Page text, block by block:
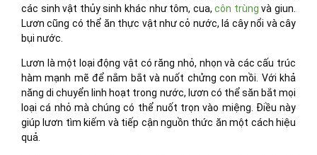
các sinh vật thủy sinh khác như tôm, cua,côn trùng và giun.
Lươn cũng có thể ăn thực vật như cỏ nước, lá cây nổi và cây
bụi nước.
Lươn là một loại động vật có răng nhỏ, nhọn và các cấu trúc
hàm mạnh mẽ để nắm bắt và nuốt chửng con mồi. Với khả
năng di chuyển linh hoạt trong nước, lươn có thể săn bắt mọi
loại cá nhỏ mà chúng có thể nuốt trọn vào miệng. Điều này
giúp lươn tìm kiếm và tiếp cận nguồn thức ăn một cách hiệu
quả.